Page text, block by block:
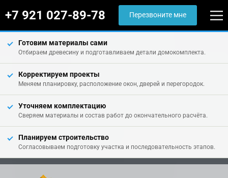
+7 921 027-89-78 Перезвоните мне
Готовим материалы сами
Отбираем древесину и подготавливаем детали домокомплекта.
Корректируем проекты
Меняем планировку, расположение окон, дверей и перегородок.
Уточняем комплектацию
Сверяем материалы и состав работ до окончательного расчёта.
Планируем строительство
Согласовываем подготовку участка и последовательность этапов.